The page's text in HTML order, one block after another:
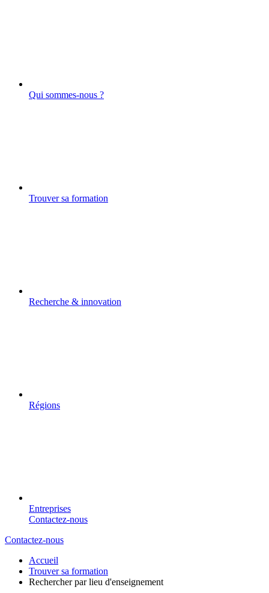
Qui sommes-nous ?
Trouver sa formation
Recherche & innovation
Régions
Entreprises
Contactez-nous
Contactez-nous
Accueil
Trouver sa formation
Rechercher par lieu d'enseignement